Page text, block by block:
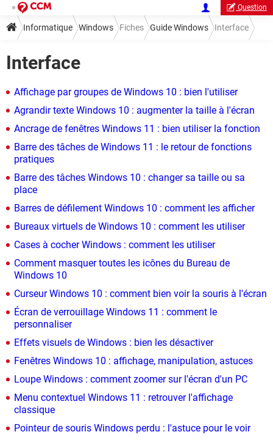
Question
Informatique Windows Fiches Guide Windows Interface
Interface
Affichage par groupes de Windows 10 : bien l'utiliser
Agrandir texte Windows 10 : augmenter la taille à l'écran
Ancrage de fenêtres Windows 11 : bien utiliser la fonction
Barre des tâches de Windows 11 : le retour de fonctions
pratiques
Barre des tâches Windows 10 : changer sa taille ou sa
place
Barres de défilement Windows 10 : comment les afficher
Bureaux virtuels de Windows 10 : comment les utiliser
Cases à cocher Windows : comment les utiliser
Comment masquer toutes les icônes du Bureau de
Windows 10
Curseur Windows 10 : comment bien voir la souris à l'écran
Écran de verrouillage Windows 11 : comment le
personnaliser
Effets visuels de Windows : bien les désactiver
Fenêtres Windows 10 : affichage, manipulation, astuces
Loupe Windows : comment zoomer sur l'écran d'un PC
Menu contextuel Windows 11 : retrouver l'affichage
classique
Pointeur de souris Windows perdu : l'astuce pour le voir